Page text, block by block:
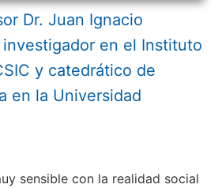
Dr. Juan Ignacio
en el Instituto
y catedrático de
en la Universidad
sensible con la realidad social